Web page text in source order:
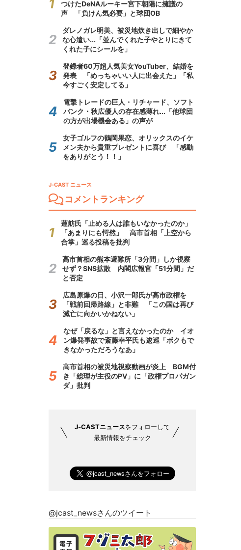
つけたDeNAルーキー宮下朝陽に擁護の
声 「負けん気必要」と球団OB
ダレノガレ明美、被災地炊き出しで細やか
な心遣い...「並んでくれた子やとりにきて
くれた子にシールを」
登録者60万超人気美女YouTuber、結婚を
発表 「めっちゃいい人に出会えた」「私
今すごく安定してる」
電撃トレードの巨人・リチャード、ソフト
バンク・秋広優人の存在感薄れ...「他球団
の方が出場機会ある」の声が
女子ゴルフの鶴岡果恋、オリックスのイケ
メン夫から貴重プレゼントに喜び 「感動
をありがとう！！」
J-CAST ニュース
コメントランキング
蓮舫氏「止める人は誰もいなかったのか」
「あまりにも愕然」 高市首相「上空から
合掌」巡る投稿を批判
高市首相の熊本避難所「3分間」しか視察
せず？SNS拡散 内閣広報官「51分間」だ
と否定
広島原爆の日、小沢一郎氏が高市政権を
「戦前回帰路線」と非難 「この国は再び
滅亡に向かいかねない」
なぜ「戻るな」と言えなかったのか イオ
ン爆発事故で斎藤幸平氏も逡巡「ボクもで
きなかっただろうなあ」
高市首相の被災地視察動画が炎上 BGM付
き「総理が主役のPV」に「政権プロパガン
ダ」批判
J-CASTニュースをフォローして
最新情報をチェック
@jcast_newsさんのツイート